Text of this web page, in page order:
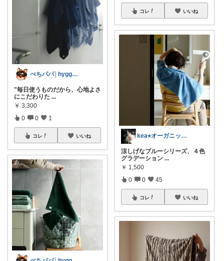
ぺちパパ│hyggeな心意気を大切に🌿
"毎日使うものだから、心地よさ
にこだわりた ...
￥ 3,300
0 0 1
コレ いいね
コレ いいね
kea⭐︎オーガニックアイテム
涼しげなブルーシリーズ、４色
グラデーション ...
￥ 1,500
0 0 45
コレ いいね